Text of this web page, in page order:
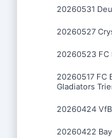
20260531
20260527
20260523 FC
20260517 FC
Gladiators
20260424
20260422